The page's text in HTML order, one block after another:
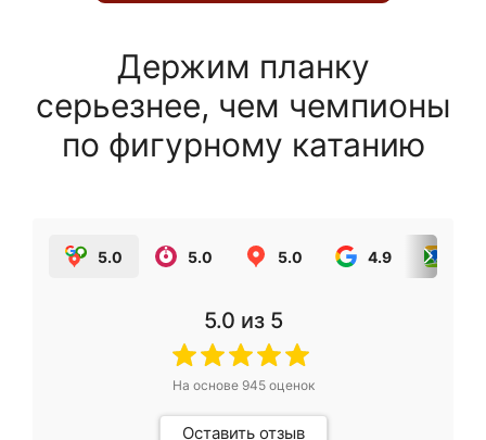
Держим планку
серьезнее, чем чемпионы
по фигурному катанию
5.0 5.0 5.0 4.9
5.0 из 5
На основе 945оценок
Оставить отзыв